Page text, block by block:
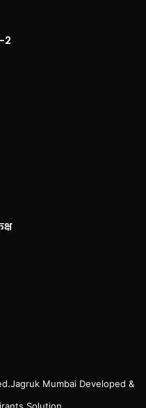
2
Jagruk Mumbai Developed &
Solution